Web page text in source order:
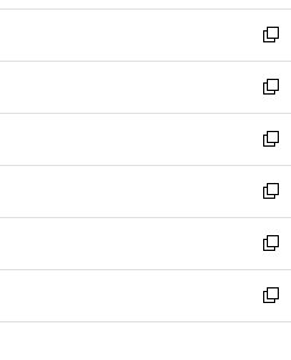
ウ
で
開
く
ン
ド
ウ
で
開
く
ウ
ィ
ン
ド
ウ
で
開
く
し
い
ウ
ィ
ン
ド
ウ
で
開
く
新
し
い
ウ
ィ
ン
ド
ウ
で
開
く
新
し
い
ウ
ィ
ン
ド
ウ
で
開
新
し
い
ウ
ィ
ン
ド
ウ
新
し
い
ウ
ィ
ン
新
し
い
ウ
新
し